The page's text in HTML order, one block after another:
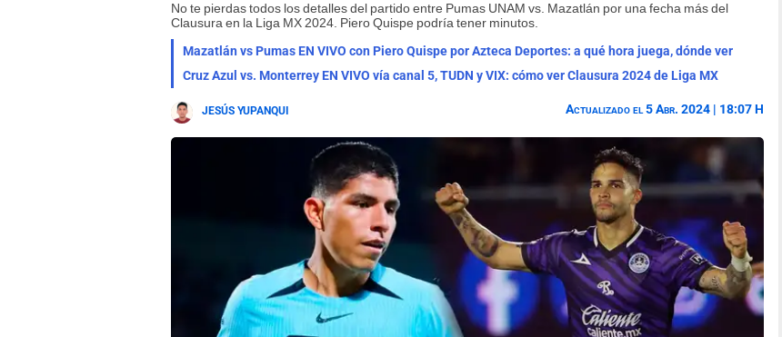
No te pierdas todos los detalles del partido entre Pumas UNAM vs. Mazatlán por una fecha más del
Clausura en la Liga MX 2024. Piero Quispe podría tener minutos.
Mazatlán vs Pumas EN VIVO con Piero Quispe por Azteca Deportes: a qué hora juega, dónde ver
Cruz Azul vs. Monterrey EN VIVO vía canal 5, TUDN y VIX: cómo ver Clausura 2024 de Liga MX
JESÚS YUPANQUI Actualizado el 5 Abr. 2024 | 18:07 H